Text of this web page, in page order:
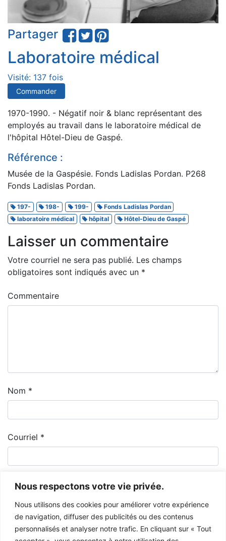
Nous respectons votre vie privée.
Nous utilisons des cookies pour améliorer votre expérience
de navigation, diffuser des publicités ou des contenus
personnalisés et analyser notre trafic. En cliquant sur « Tout
Partager
Laboratoire médical
Visité: 137 fois
Commander
1970-1990. - Négatif noir & blanc représentant des
employés au travail dans le laboratoire médical de
l'hôpital Hôtel-Dieu de Gaspé.
Référence :
Musée de la Gaspésie. Fonds Ladislas Pordan. P268
Fonds Ladislas Pordan.
197- 198- 199-
Fonds Ladislas Pordan
laboratoire médical
hôpital Hôtel-Dieu de Gaspé
Laisser un commentaire
Votre courriel ne sera pas publié. Les champs
obligatoires sont indiqués avec un *
Commentaire
Nom *
Courriel *